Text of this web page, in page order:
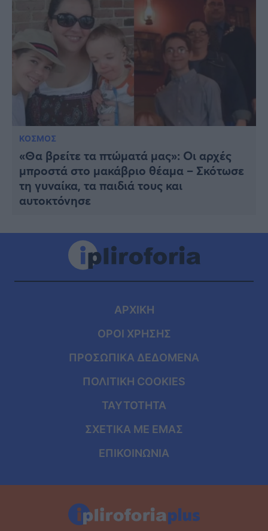
ΚΟΣΜΟΣ
«Θα βρείτε τα πτώματά μας»: Οι αρχές
μπροστά στο μακάβριο θέαμα – Σκότωσε
τη γυναίκα, τα παιδιά τους και
αυτοκτόνησε
ΑΡΧΙΚΗ
ΟΡΟΙ ΧΡΗΣΗΣ
ΠΡΟΣΩΠΙΚΑ ΔΕΔΟΜΕΝΑ
ΠΟΛΙΤΙΚΗ COOKIES
ΤΑΥΤΟΤΗΤΑ
ΣΧΕΤΙΚΑ ΜΕ ΕΜΑΣ
ΕΠΙΚΟΙΝΩΝΙΑ